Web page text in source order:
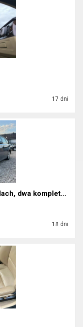
17 dni
BMW Seria 3 ASO, Panoramiczny dach, dwa komplety k...
18 dni